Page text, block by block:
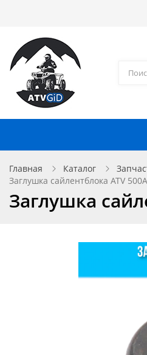
Главная Каталог
Заглушка сайлентблока ATV
Заглушка